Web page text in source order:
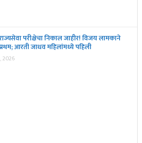
परीक्षेचा निकाल जाहीर! विजय लामकाने
आरती जाधव महिलांमध्ये पहिली
2026